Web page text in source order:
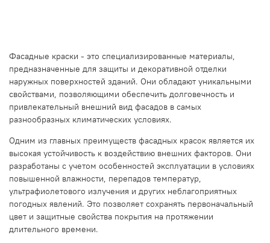
Фасадные краски - это специализированные материалы,
предназначенные для защиты и декоративной отделки
наружных поверхностей зданий. Они обладают уникальными
свойствами, позволяющими обеспечить долговечность и
привлекательный внешний вид фасадов в самых
разнообразных климатических условиях.
Одним из главных преимуществ фасадных красок является их
высокая устойчивость к воздействию внешних факторов. Они
разработаны с учетом особенностей эксплуатации в условиях
повышенной влажности, перепадов температур,
ультрафиолетового излучения и других неблагоприятных
погодных явлений. Это позволяет сохранять первоначальный
цвет и защитные свойства покрытия на протяжении
длительного времени.